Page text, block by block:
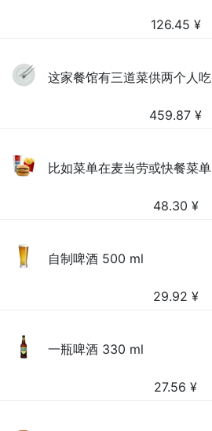
126.45 ¥
这家餐馆有三道菜供两个人吃
459.87 ¥
比如菜单在麦当劳或快餐菜单
48.30 ¥
自制啤酒 500 ml
29.92 ¥
一瓶啤酒 330 ml
27.56 ¥